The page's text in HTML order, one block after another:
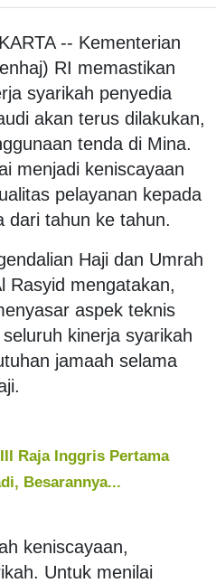
-- Kementerian
RI memastikan
syarikah penyedia
akan terus dilakukan,
tenda di Mina.
menjadi keniscayaan
pelayanan kepada
dari tahun ke tahun.
Haji dan Umrah
Rasyid mengatakan,
aspek teknis
kinerja syarikah
jamaah selama
Raja Inggris Pertama
Besarannya...
keniscayaan,
Untuk menilai